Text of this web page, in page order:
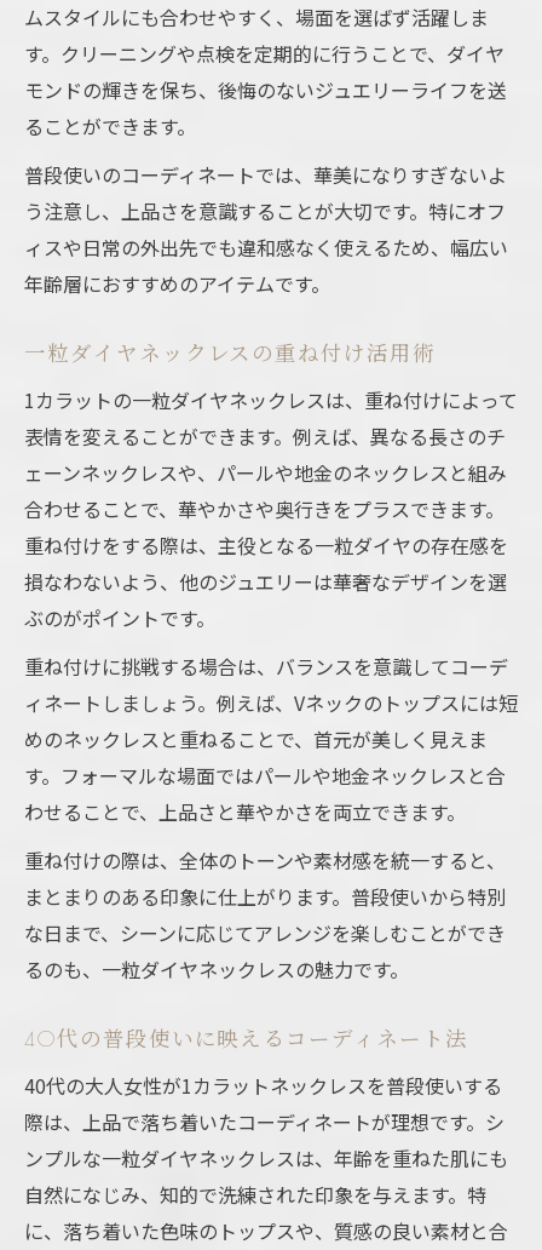
ムスタイルにも合わせやすく、場面を選ばず活躍しま
す。クリーニングや点検を定期的に行うことで、ダイヤ
モンドの輝きを保ち、後悔のないジュエリーライフを送
ることができます。
普段使いのコーディネートでは、華美になりすぎないよ
う注意し、上品さを意識することが大切です。特にオフ
ィスや日常の外出先でも違和感なく使えるため、幅広い
年齢層におすすめのアイテムです。
一粒ダイヤネックレスの重ね付け活用術
1カラットの一粒ダイヤネックレスは、重ね付けによって
表情を変えることができます。例えば、異なる長さのチ
ェーンネックレスや、パールや地金のネックレスと組み
合わせることで、華やかさや奥行きをプラスできます。
重ね付けをする際は、主役となる一粒ダイヤの存在感を
損なわないよう、他のジュエリーは華奢なデザインを選
ぶのがポイントです。
重ね付けに挑戦する場合は、バランスを意識してコーデ
ィネートしましょう。例えば、Vネックのトップスには短
めのネックレスと重ねることで、首元が美しく見えま
す。フォーマルな場面ではパールや地金ネックレスと合
わせることで、上品さと華やかさを両立できます。
重ね付けの際は、全体のトーンや素材感を統一すると、
まとまりのある印象に仕上がります。普段使いから特別
な日まで、シーンに応じてアレンジを楽しむことができ
るのも、一粒ダイヤネックレスの魅力です。
40代の普段使いに映えるコーディネート法
40代の大人女性が1カラットネックレスを普段使いする
際は、上品で落ち着いたコーディネートが理想です。シ
ンプルな一粒ダイヤネックレスは、年齢を重ねた肌にも
自然になじみ、知的で洗練された印象を与えます。特
に、落ち着いた色味のトップスや、質感の良い素材と合